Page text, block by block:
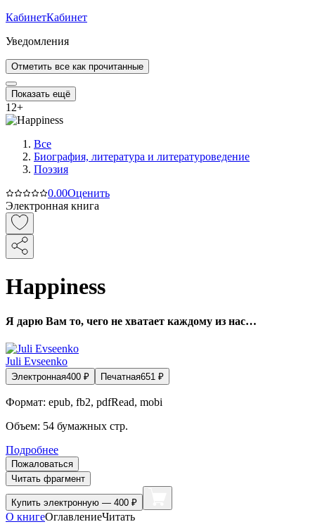
КабинетКабинет
Уведомления
Отметить все как прочитанные
Показать ещё
12+
Все
Биография, литература и литературоведение
Поэзия
0.00Оценить
Электронная книга
Happiness
Я дарю Вам то, чего не хватает каждому из нас…
Juli Evseenko
Электронная400 ₽ Печатная651 ₽
Формат: epub, fb2, pdfRead, mobi
Объем: 54 бумажных стр.
Подробнее
Пожаловаться
Читать фрагмент
Купить электронную — 400 ₽
О книгеОглавлениеЧитать